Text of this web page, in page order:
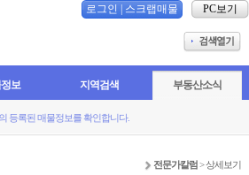
로그인 스크랩매물 PC보기
보 지역검색 부동산소식
등록된 매물정보를 확인합니다.
전문가칼럼> 상세보기